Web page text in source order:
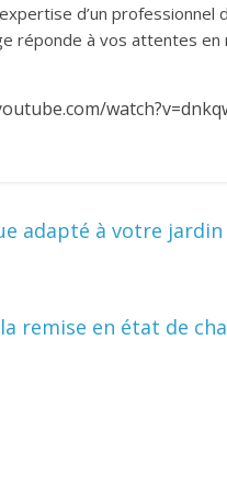
d’un professionnel
réponde à vos attentes
adapté à votre jardin
remise en état de